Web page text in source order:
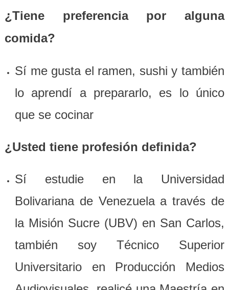
¿Tiene preferencia por alguna
comida?
Sí me gusta el ramen, sushi y también
lo aprendí a prepararlo, es lo único
que se cocinar
¿Usted tiene profesión definida?
Sí estudie en la Universidad
Bolivariana de Venezuela a través de
la Misión Sucre (UBV) en San Carlos,
también soy Técnico Superior
Universitario en Producción Medios